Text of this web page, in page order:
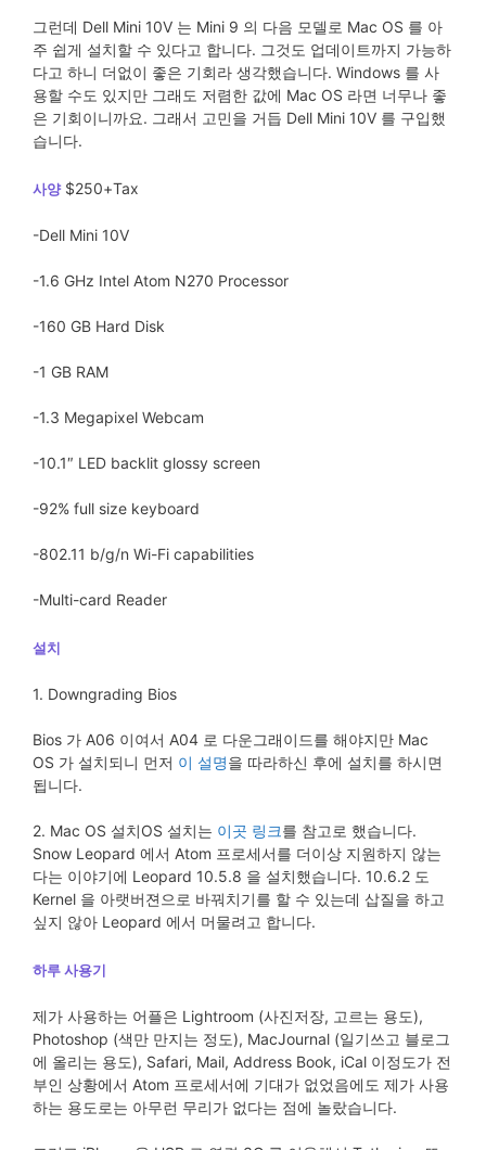
그런데 Dell Mini 10V 는 Mini 9 의 다음 모델로 Mac OS 를 아
주 쉽게 설치할 수 있다고 합니다. 그것도 업데이트까지 가능하
다고 하니 더없이 좋은 기회라 생각했습니다. Windows 를 사
용할 수도 있지만 그래도 저렴한 값에 Mac OS 라면 너무나 좋
은 기회이니까요. 그래서 고민을 거듭 Dell Mini 10V 를 구입했
습니다.
사양$250+Tax
-Dell Mini 10V
-1.6 GHz Intel Atom N270 Processor
-160 GB Hard Disk
-1 GB RAM
-1.3 Megapixel Webcam
-10.1″ LED backlit glossy screen
-92% full size keyboard
-802.11 b/g/n Wi-Fi capabilities
-Multi-card Reader
설치
1. Downgrading Bios
Bios 가 A06 이여서 A04 로 다운그래이드를 해야지만 Mac
OS 가 설치되니 먼저 이 설명을 따라하신 후에 설치를 하시면
됩니다.
2. Mac OS 설치OS 설치는 이곳 링크를 참고로 했습니다.
Snow Leopard 에서 Atom 프로세서를 더이상 지원하지 않는
다는 이야기에 Leopard 10.5.8 을 설치했습니다. 10.6.2 도
Kernel 을 아랫버젼으로 바꿔치기를 할 수 있는데 삽질을 하고
싶지 않아 Leopard 에서 머물려고 합니다.
하루 사용기
제가 사용하는 어플은 Lightroom (사진저장, 고르는 용도),
Photoshop (색만 만지는 정도), MacJournal (일기쓰고 블로그
에 올리는 용도), Safari, Mail, Address Book, iCal 이정도가 전
부인 상황에서 Atom 프로세서에 기대가 없었음에도 제가 사용
하는 용도로는 아무런 무리가 없다는 점에 놀랐습니다.